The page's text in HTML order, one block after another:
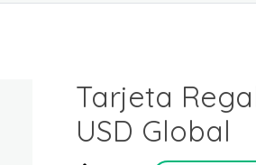
Tarjeta
USD Global